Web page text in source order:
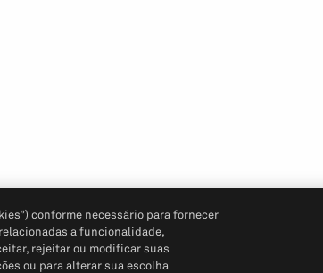
conforme necessário para fornecer
a funcionalidade,
rejeitar ou modificar suas
ou para alterar sua escolha